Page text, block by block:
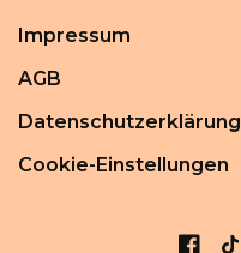
Impressum
AGB
Datenschutzerklärung
Cookie-Einstellungen